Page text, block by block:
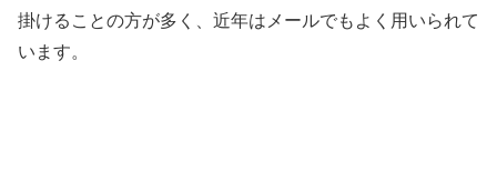
掛けることの方が多く、近年はメールでもよく用いられて
います。